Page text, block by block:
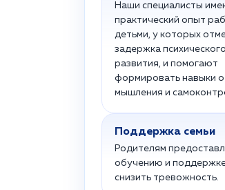
Наши специалисты
практический опыт
детьми, у которых
задержка психического
развития, и помогают
формировать навыки
мышления и
Поддержка семьи
Родителям
обучению и
снизить тревожность.